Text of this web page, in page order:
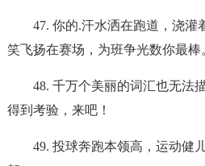
47. 你的.汗水洒在跑道，浇灌
笑飞扬在赛场，为班争光数你最棒
48. 千万个美丽的词汇也无法
得到考验，来吧！
49. 投球奔跑本领高，运动健